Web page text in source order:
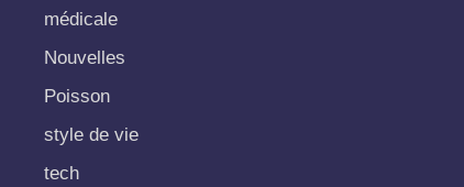
médicale
Nouvelles
Poisson
style de vie
tech